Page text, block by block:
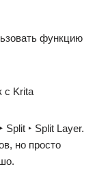
функцию
Split ‣ Split Layer.
но просто